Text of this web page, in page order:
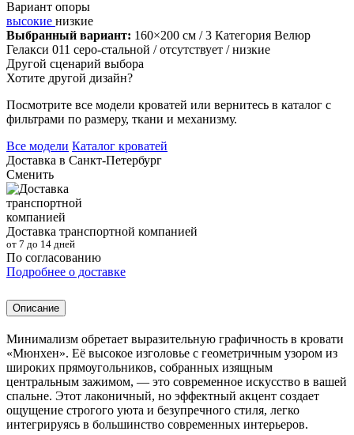
Вариант опоры
высокие низкие
Выбранный вариант: 160×200 см / 3 Категория Велюр
Гелакси 011 серо-стальной / отсутствует / низкие
Другой сценарий выбора
Хотите другой дизайн?
Посмотрите все модели кроватей или вернитесь в каталог с
фильтрами по размеру, ткани и механизму.
Все модели Каталог кроватей
Доставка в Санкт-Петербург
Сменить
Доставка транспортной компанией
от 7 до 14 дней
По согласованию
Подробнее о доставке
Описание
Минимализм обретает выразительную графичность в кровати
«Мюнхен». Её высокое изголовье с геометричным узором из
широких прямоугольников, собранных изящным
центральным зажимом, — это современное искусство в вашей
спальне. Этот лаконичный, но эффектный акцент создает
ощущение строгого уюта и безупречного стиля, легко
интегрируясь в большинство современных интерьеров.